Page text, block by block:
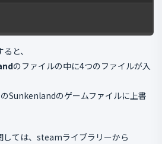
と、
のファイルの中に4つのファイルが入
Sunkenlandのゲームファイルに上書
しては、steamライブラリーから